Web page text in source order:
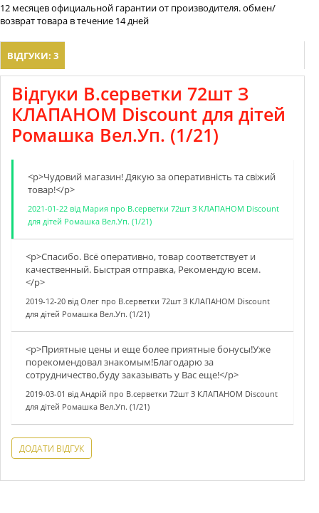
12 месяцев официальной гарантии от производителя. обмен/
возврат товара в течение 14 дней
ВІДГУКИ: 3
Відгуки В.серветки 72шт З
КЛАПАНОМ Discount для дітей
Ромашка Вел.Уп. (1/21)
<p>Чудовий магазин! Дякую за оперативнiсть та свiжий
товар!</p>
2021-01-22 від Мария про В.серветки 72шт З КЛАПАНОМ Discount
для дітей Ромашка Вел.Уп. (1/21)
<p>Спасибо. Всё оперативно, товар соответствует и
качественный. Быстрая отправка, Рекомендую всем.
</p>
2019-12-20 від Олег про В.серветки 72шт З КЛАПАНОМ Discount
для дітей Ромашка Вел.Уп. (1/21)
<p>Приятные цены и еще более приятные бонусы!Уже
порекомендовал знакомым!Благодарю за
сотрудничество,буду заказывать у Вас еще!</p>
2019-03-01 від Андрій про В.серветки 72шт З КЛАПАНОМ Discount
для дітей Ромашка Вел.Уп. (1/21)
ДОДАТИ ВІДГУК